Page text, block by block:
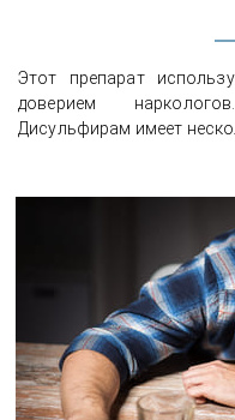
Этот препарат
доверием
Дисульфирам имеет